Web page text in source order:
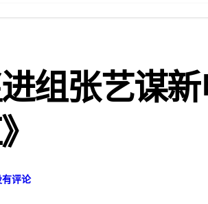
组张艺谋
有评论